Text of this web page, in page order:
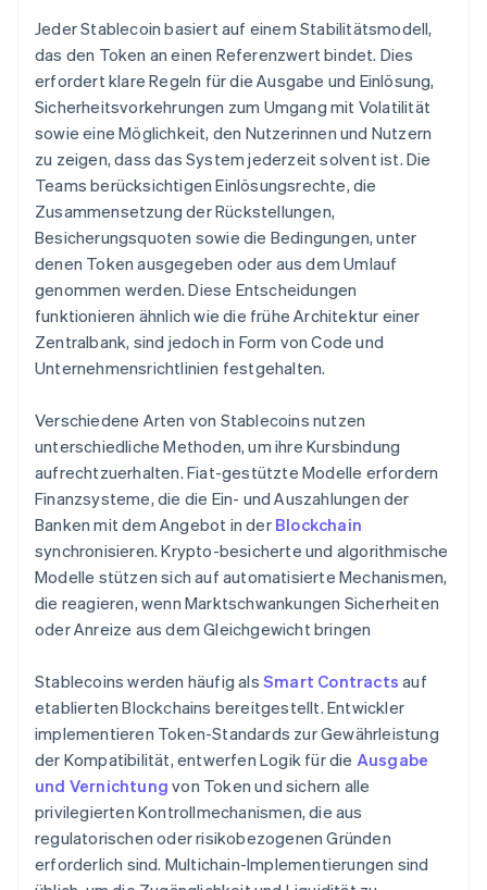
Jeder Stablecoin basiert auf einem Stabilitätsmodell,
das den Token an einen Referenzwert bindet. Dies
erfordert klare Regeln für die Ausgabe und Einlösung,
Sicherheitsvorkehrungen zum Umgang mit Volatilität
sowie eine Möglichkeit, den Nutzerinnen und Nutzern
zu zeigen, dass das System jederzeit solvent ist. Die
Teams berücksichtigen Einlösungsrechte, die
Zusammensetzung der Rückstellungen,
Besicherungsquoten sowie die Bedingungen, unter
denen Token ausgegeben oder aus dem Umlauf
genommen werden. Diese Entscheidungen
funktionieren ähnlich wie die frühe Architektur einer
Zentralbank, sind jedoch in Form von Code und
Unternehmensrichtlinien festgehalten.
Verschiedene Arten von Stablecoins nutzen
unterschiedliche Methoden, um ihre Kursbindung
aufrechtzuerhalten. Fiat-gestützte Modelle erfordern
Finanzsysteme, die die Ein- und Auszahlungen der
Banken mit dem Angebot in der Blockchain
synchronisieren. Krypto-besicherte und algorithmische
Modelle stützen sich auf automatisierte Mechanismen,
die reagieren, wenn Marktschwankungen Sicherheiten
oder Anreize aus dem Gleichgewicht bringen
Stablecoins werden häufig als Smart Contracts auf
etablierten Blockchains bereitgestellt. Entwickler
implementieren Token-Standards zur Gewährleistung
der Kompatibilität, entwerfen Logik für die Ausgabe
und Vernichtung von Token und sichern alle
privilegierten Kontrollmechanismen, die aus
regulatorischen oder risikobezogenen Gründen
erforderlich sind. Multichain-Implementierungen sind